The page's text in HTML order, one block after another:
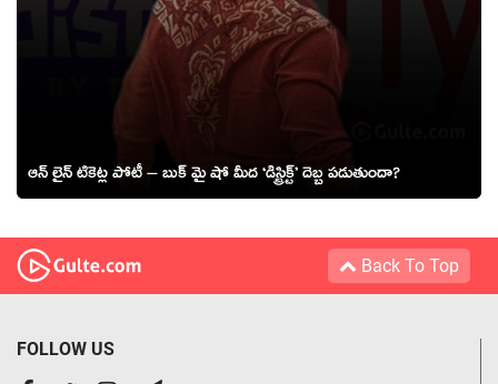
ఆన్ లైన్ టికెట్ల పోటీ – బుక్ మై షో మీద ‘డిస్ట్రిక్ట్’ దెబ్బ పడుతుందా?
Back To Top
FOLLOW US